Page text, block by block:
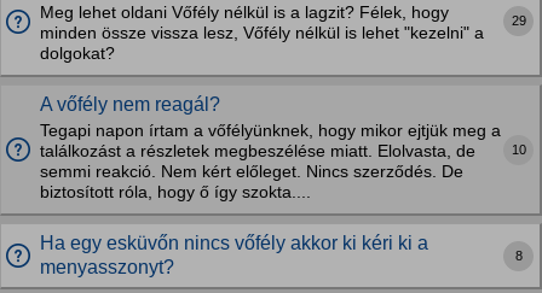
Meg lehet oldani Vőfély nélkül is a lagzit? Félek, hogy
minden össze vissza lesz, Vőfély nélkül is lehet "kezelni" a
dolgokat?
29
A vőfély nem reagál?
Tegapi napon írtam a vőfélyünknek, hogy mikor ejtjük meg a
találkozást a részletek megbeszélése miatt. Elolvasta, de
semmi reakció. Nem kért előleget. Nincs szerződés. De
biztosított róla, hogy ő így szokta....
10
Ha egy esküvőn nincs vőfély akkor ki kéri ki a
menyasszonyt?
8